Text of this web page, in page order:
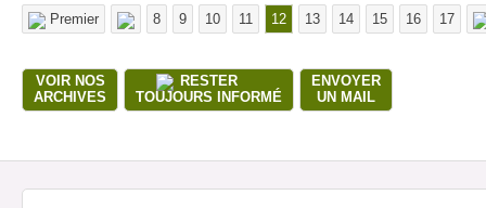
Premier 8 9 10 11 12 13 14 15 16 17
VOIR NOS
ARCHIVES
RESTER
TOUJOURS INFORMÉ
ENVOYER
UN MAIL